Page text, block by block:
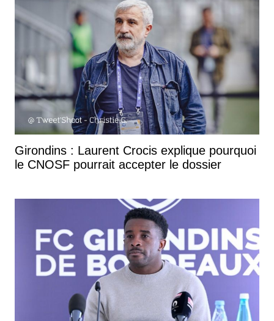
Girondins : Laurent Crocis explique pourquoi
le CNOSF pourrait accepter le dossier